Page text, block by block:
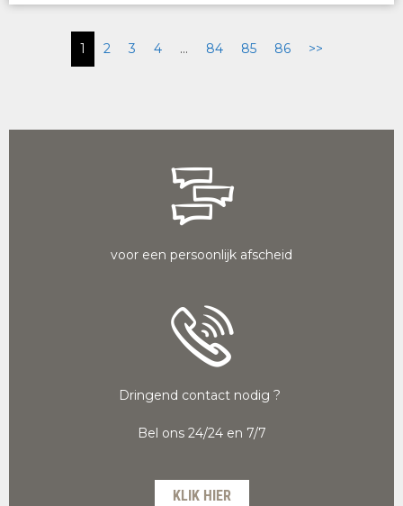
1 2 3 4 … 84 85 86 >>
voor een persoonlijk afscheid
Dringend contact nodig ?
Bel ons 24/24 en 7/7
KLIK HIER